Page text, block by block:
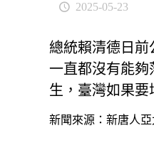
2025-05-23
總統賴清德日
一直都沒有能
生，臺灣如果要
新聞來源：新唐人